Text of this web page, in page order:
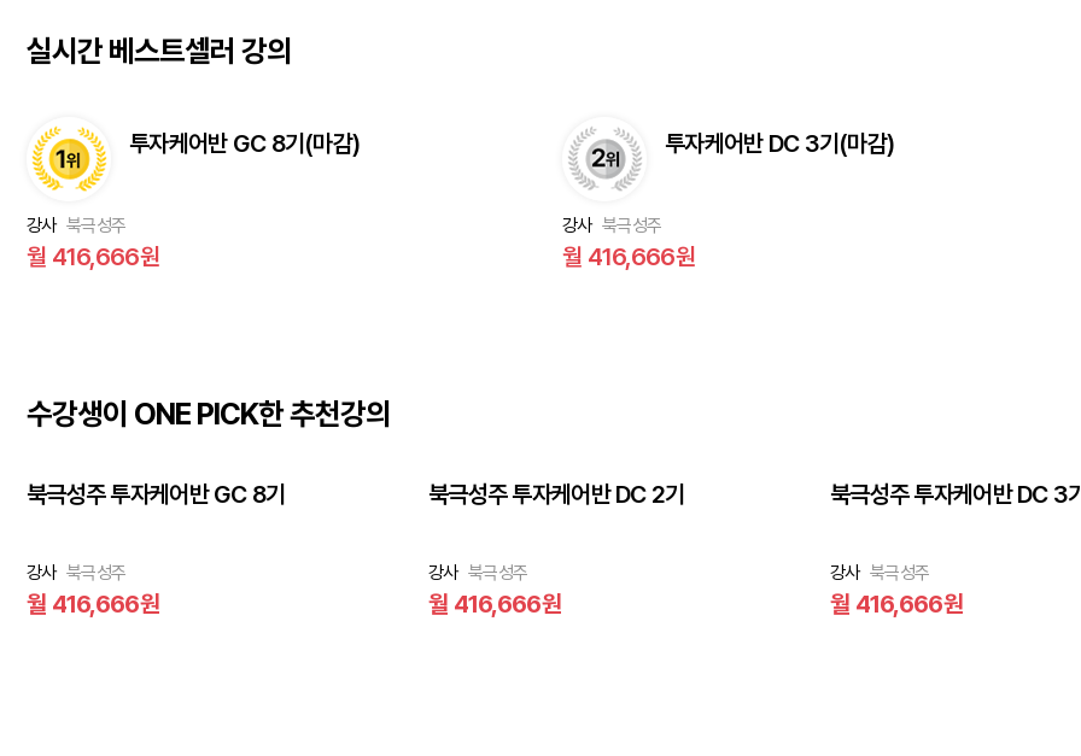
실시간 베스트셀러 강의
투자케어반 GC 8기(마감)
강사 북극성주
월 416,666원
투자케어반 DC 3기(마감)
강사 북극성주
월 416,666원
수강생이 ONE PICK한 추천강의
강사 북극성주
북극성주 투자케어반 GC 8기
월 416,666원
강사 북극성주
북극성주 투자케어반 DC 2기
월 416,666원
강사 북극성주
북극성주 투자케어반 DC 3
월 416,666원